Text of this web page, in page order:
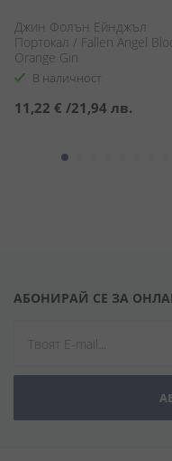
Джин Фолън Ейнджъл
Портокал / Fallen Angel
Orange Gin
В наличност
11,22 € /21,94 лв.
АБОНИРАЙ СЕ ЗА